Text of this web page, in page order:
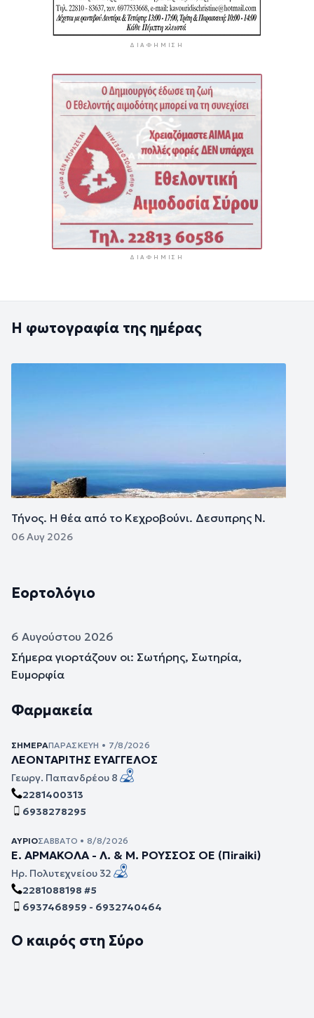
ΔΙΑΦΉΜΙΣΗ
ΔΙΑΦΉΜΙΣΗ
Η φωτογραφία της ημέρας
Τήνος. Η θέα από το Κεχροβούνι. Δεσυπρης Ν.
06 Αυγ 2026
Εορτολόγιο
6 Αυγούστου 2026
Σήμερα γιορτάζουν οι: Σωτήρης, Σωτηρία,
Ευμορφία
Φαρμακεία
ΣΉΜΕΡΑΠΑΡΑΣΚΕΥΉ • 7/8/2026
ΛΕΟΝΤΑΡΙΤΗΣ ΕΥΑΓΓΕΛΟΣ
Γεωργ. Παπανδρέου 8
2281400313
6938278295
ΑΎΡΙΟΣΆΒΒΑΤΟ • 8/8/2026
Ε. ΑΡΜΑΚΟΛΑ - Λ. & Μ. ΡΟΥΣΣΟΣ ΟΕ (Πiraiki)
Ηρ. Πολυτεχνείου 32
2281088198 #5
6937468959 - 6932740464
Ο καιρός στη Σύρο